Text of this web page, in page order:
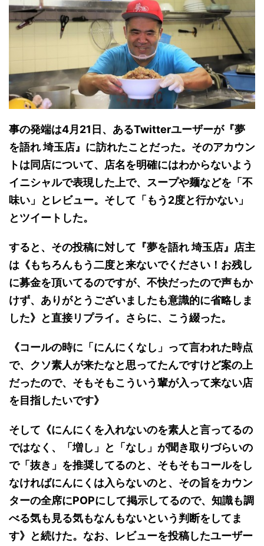
事の発端は4月21日、あるTwitterユーザーが『夢
を語れ 埼玉店』に訪れたことだった。そのアカウン
トは同店について、店名を明確にはわからないよう
イニシャルで表現した上で、スープや麺などを「不
味い」とレビュー。そして「もう2度と行かない」
とツイートした。
すると、その投稿に対して『夢を語れ 埼玉店』店主
は《もちろんもう二度と来ないでください！お残し
に募金を頂いてるのですが、不快だったので声もか
けず、ありがとうございましたも意識的に省略しま
した》と直接リプライ。さらに、こう綴った。
《コールの時に「にんにくなし」って言われた時点
で、クソ素人が来たなと思ってたんですけど案の上
だったので、そもそもこういう輩が入って来ない店
を目指したいです》
そして《にんにくを入れないのを素人と言ってるの
ではなく、「増し」と「なし」が聞き取りづらいの
で「抜き」を推奨してるのと、そもそもコールをし
なければにんにくは入らないのと、その旨をカウン
ターの全席にPOPにして掲示してるので、知識も調
べる気も見る気もなんもないという判断をしてま
す》と続けた。なお、レビューを投稿したユーザー